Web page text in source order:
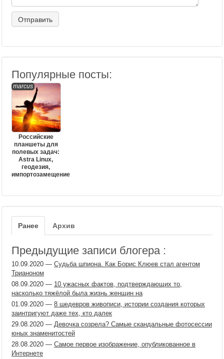
Популярные посты:
marcus
Российские
планшеты для
полевых задач:
Astra Linux,
геодезия,
импортозамещение
Ранее Архив
Предыдущие записи блогера :
10.09.2020 — Судьба шпиона. Как Борис Клюев стал агентом
Трианоном
08.09.2020 — 10 ужасных фактов, подтверждающих то,
насколько тяжёлой была жизнь женщин на
01.09.2020 — 8 шедевров живописи, истории создания которых
заинтригуют даже тех, кто далек
29.08.2020 — Девочка созрела? Самые скандальные фотосессии
юных знаменитостей
28.08.2020 — Самое первое изображение, опубликованное в
Интернете